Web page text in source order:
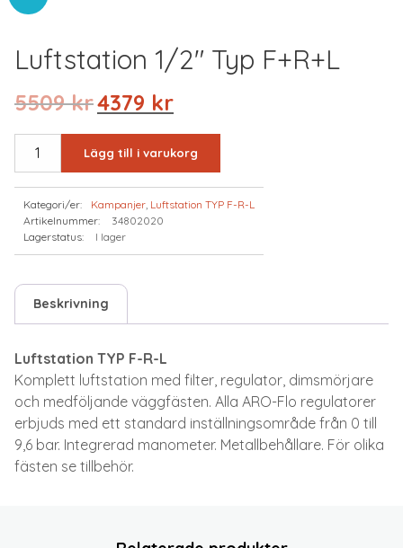
Luftstation 1/2″ Typ F+r+l
5509kr Det
ursprungliga
priset
var:
5509 kr.
4379 krDet
nuvarande
priset
är:
4379 kr.
LUFTSTATION
TYP
F+R+L
mängd
Lägg till i varukorg
Kategori/er: Kampanjer Luftstation TYP F-R-L
Artikelnummer:
34802020
Lagerstatus:
I lager
Beskrivning
Luftstation TYP F-R-L
Komplett luftstation med filter, regulator, dimsmörjare
och medföljande väggfästen. Alla ARO-Flo regulatorer
erbjuds med ett standard inställningsområde från 0 till
9,6 bar. Integrerad manometer. Metallbehållare. För olika
fästen se tillbehör.